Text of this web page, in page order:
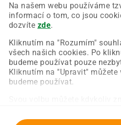
Na našem webu používáme
informací o tom, co jsou
dozvíte zde.
Kliknutím na "Rozumím"
všech našich cookies. Po
budeme používat pouze
Kliknutím na "Upravit" můžete
budeme používat.
Chyba nastala na naší
Zkuste prosím znovu načíst
Obnovit stránku